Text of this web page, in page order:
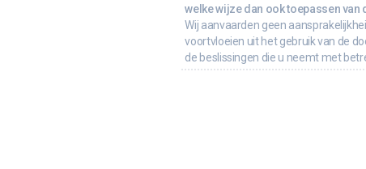
welke wijze dan ook toepassen
Wij aanvaarden geen
voortvloeien uit het gebruik van de
de beslissingen die u neemt met